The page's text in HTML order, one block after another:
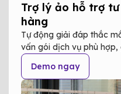
Trợ lý ảo hỗ trợ
hàng
Tự động giải đáp thắc
vấn gói dịch vụ phù
lực và phục vụ khách
Demo ngay